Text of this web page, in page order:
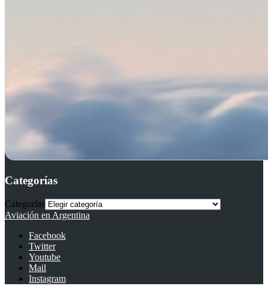
Categorías
Categorías
Aviación en Argentina
Facebook
Twitter
Youtube
Mail
Instagram